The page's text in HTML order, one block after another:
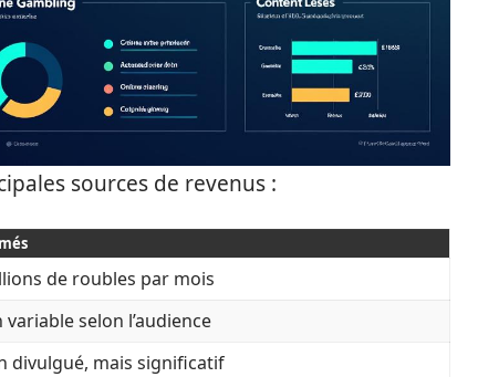
sources de revenus :
de roubles par mois
selon l’audience
divulgué, mais significatif